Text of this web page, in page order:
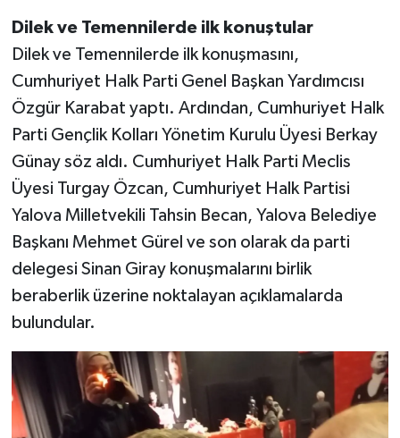
Dilek ve Temennilerde ilk konuştular
Dilek ve Temennilerde ilk konuşmasını,
Cumhuriyet Halk Parti Genel Başkan Yardımcısı
Özgür Karabat yaptı. Ardından, Cumhuriyet Halk
Parti Gençlik Kolları Yönetim Kurulu Üyesi Berkay
Günay söz aldı. Cumhuriyet Halk Parti Meclis
Üyesi Turgay Özcan, Cumhuriyet Halk Partisi
Yalova Milletvekili Tahsin Becan, Yalova Belediye
Başkanı Mehmet Gürel ve son olarak da parti
delegesi Sinan Giray konuşmalarını birlik
beraberlik üzerine noktalayan açıklamalarda
bulundular.